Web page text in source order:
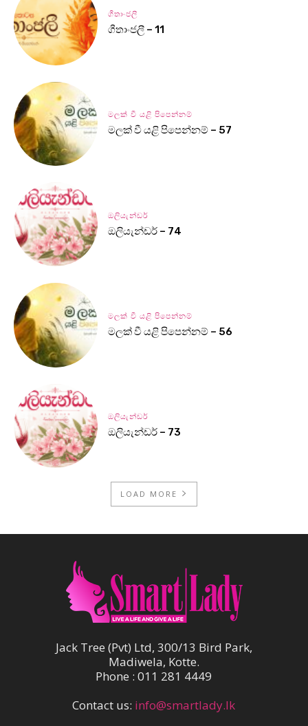
ගීතාංජලී
ගීතාංජලී – 11
මලක් වී යළි පිපෙන්නම්
මලක් වී යළි පිපෙන්නම් – 57
ඔලියැන්ඩර්
ඔලියැන්ඩර් – 74
මලක් වී යළි පිපෙන්නම්
මලක් වී යළි පිපෙන්නම් – 56
ඔලියැන්ඩර්
ඔලියැන්ඩර් – 73
LOAD MORE
Jack Tree (Pvt) Ltd, 300/13 Bird Park,
Madiwela, Kotte.
Phone : 011 281 4449
Contact us: info@smartlady.lk